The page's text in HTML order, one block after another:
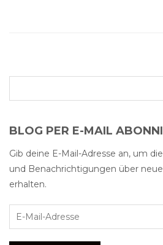
BLOG PER E-MAIL
Gib deine E-Mail-Adresse an, um
und Benachrichtigungen über
erhalten.